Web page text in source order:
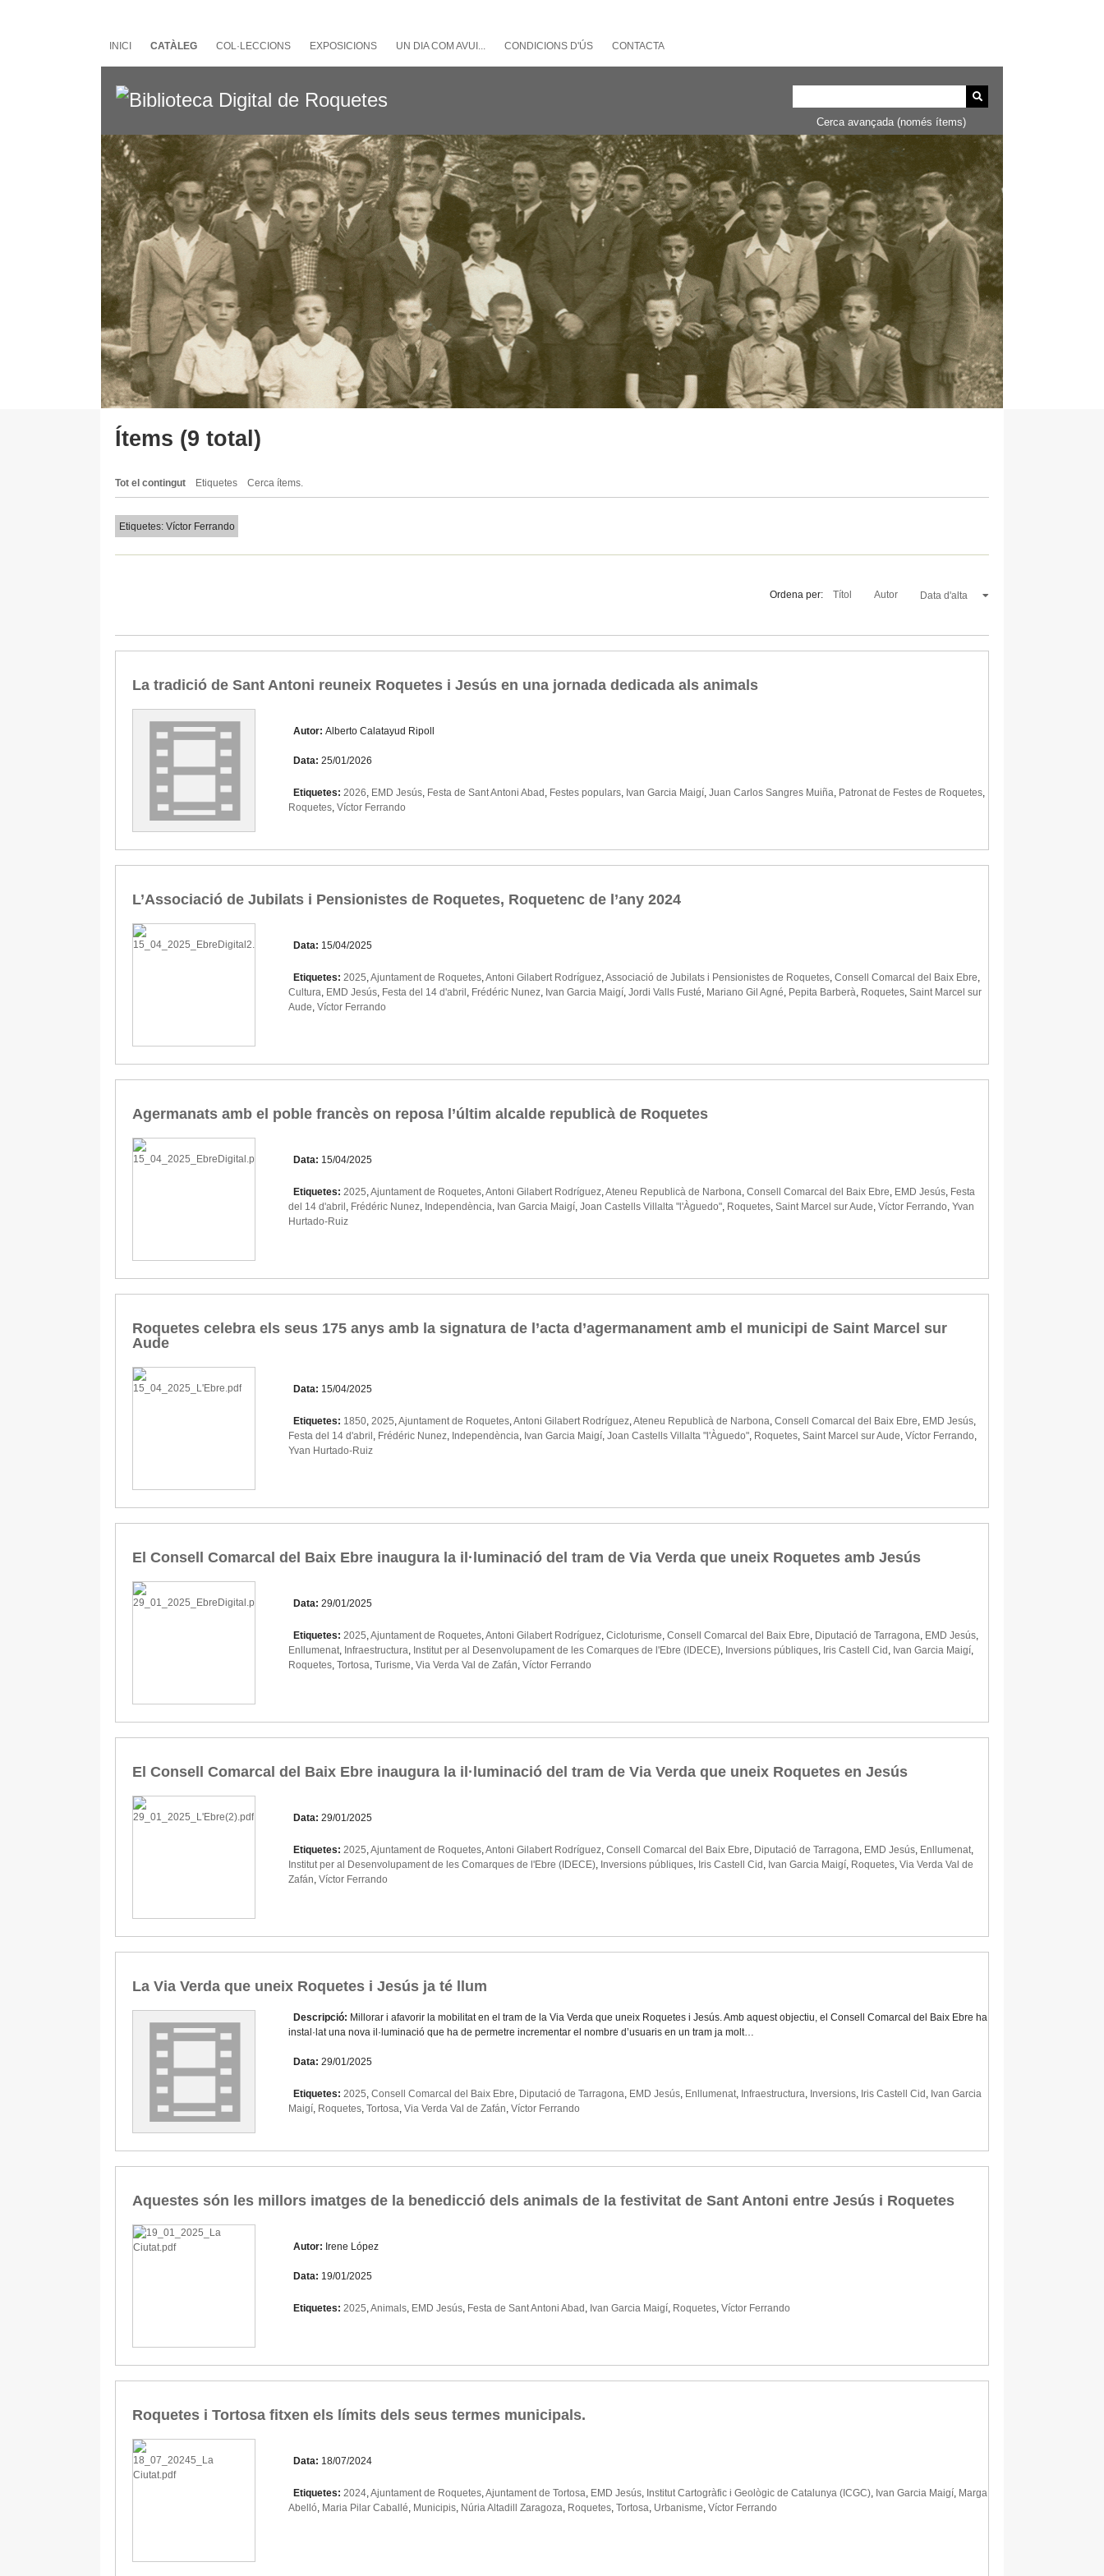
INICI CATÀLEG COL·LECCIONS EXPOSICIONS UN DIA COM AVUI... CONDICIONS D'ÚS CONTACTA
Cerca avançada (només ítems)
Ítems (9 total)
Tot el contingut Etiquetes Cerca ítems.
Etiquetes: Víctor Ferrando
Ordena per: Títol Autor Data d'alta
La tradició de Sant Antoni reuneix Roquetes i Jesús en una jornada dedicada als animals
Autor: Alberto Calatayud Ripoll
Data: 25/01/2026
Etiquetes: 2026, EMD Jesús, Festa de Sant Antoni Abad , Festes populars, Ivan Garcia Maigí, Juan Carlos Sangres Muiña, Patronat de Festes de Roquetes,
Roquetes, Víctor Ferrando
L’Associació de Jubilats i Pensionistes de Roquetes, Roquetenc de l’any 2024
Data: 15/04/2025
Etiquetes: 2025,Ajuntament de Roquetes,Antoni Gilabert Rodríguez,Associació de Jubilats i Pensionistes de Roquetes, Consell Comarcal del Baix Ebre,
Cultura, EMD Jesús, Festa del 14 d'abril , Frédéric Nunez, Ivan Garcia Maigí, Jordi Valls Fusté, Mariano Gil Agné, Pepita Barberà, Roquetes, Saint Marcel sur
Aude, Víctor Ferrando
Agermanats amb el poble francès on reposa l’últim alcalde republicà de Roquetes
Data: 15/04/2025
Etiquetes: 2025,Ajuntament de Roquetes,Antoni Gilabert Rodríguez,Ateneu Republicà de Narbona, Consell Comarcal del Baix Ebre, EMD Jesús, Festa
del 14 d'abril , Frédéric Nunez, Independència, Ivan Garcia Maigí, Joan Castells Villalta "l'Àguedo", Roquetes, Saint Marcel sur Aude, Víctor Ferrando, Yvan
Hurtado-Ruiz
Roquetes celebra els seus 175 anys amb la signatura de l’acta d’agermanament amb el municipi de Saint Marcel sur
Aude
Data: 15/04/2025
Etiquetes: 1850, 2025,Ajuntament de Roquetes,Antoni Gilabert Rodríguez,Ateneu Republicà de Narbona, Consell Comarcal del Baix Ebre, EMD Jesús,
Festa del 14 d'abril , Frédéric Nunez, Independència, Ivan Garcia Maigí, Joan Castells Villalta "l'Àguedo", Roquetes, Saint Marcel sur Aude, Víctor Ferrando,
Yvan Hurtado-Ruiz
El Consell Comarcal del Baix Ebre inaugura la il·luminació del tram de Via Verda que uneix Roquetes amb Jesús
Data: 29/01/2025
Etiquetes: 2025,Ajuntament de Roquetes,Antoni Gilabert Rodríguez, Cicloturisme, Consell Comarcal del Baix Ebre, Diputació de Tarragona, EMD Jesús,
Enllumenat, Infraestructura, Institut per al Desenvolupament de les Comarques de l'Ebre (IDECE), Inversions públiques, Iris Castell Cid , Ivan Garcia Maigí,
Roquetes, Tortosa, Turisme, Via Verda Val de Zafán, Víctor Ferrando
El Consell Comarcal del Baix Ebre inaugura la il·luminació del tram de Via Verda que uneix Roquetes en Jesús
Data: 29/01/2025
Etiquetes: 2025,Ajuntament de Roquetes,Antoni Gilabert Rodríguez, Consell Comarcal del Baix Ebre, Diputació de Tarragona, EMD Jesús, Enllumenat,
Institut per al Desenvolupament de les Comarques de l'Ebre (IDECE), Inversions públiques, Iris Castell Cid , Ivan Garcia Maigí, Roquetes, Via Verda Val de
Zafán, Víctor Ferrando
La Via Verda que uneix Roquetes i Jesús ja té llum
Descripció: Millorar i afavorir la mobilitat en el tram de la Via Verda que uneix Roquetes i Jesús. Amb aquest objectiu, el Consell Comarcal del Baix Ebre ha
instal·lat una nova il·luminació que ha de permetre incrementar el nombre d’usuaris en un tram ja molt…
Data: 29/01/2025
Etiquetes: 2025, Consell Comarcal del Baix Ebre, Diputació de Tarragona, EMD Jesús, Enllumenat, Infraestructura, Inversions, Iris Castell Cid , Ivan Garcia
Maigí, Roquetes, Tortosa, Via Verda Val de Zafán, Víctor Ferrando
Aquestes són les millors imatges de la benedicció dels animals de la festivitat de Sant Antoni entre Jesús i Roquetes
Autor: Irene López
Data: 19/01/2025
Etiquetes: 2025,Animals, EMD Jesús, Festa de Sant Antoni Abad , Ivan Garcia Maigí, Roquetes, Víctor Ferrando
Roquetes i Tortosa fitxen els límits dels seus termes municipals.
Data: 18/07/2024
Etiquetes: 2024,Ajuntament de Roquetes,Ajuntament de Tortosa, EMD Jesús, Institut Cartogràfic i Geològic de Catalunya (ICGC), Ivan Garcia Maigí, Marga
Abelló, Maria Pilar Caballé, Municipis, Núria Altadill Zaragoza, Roquetes, Tortosa, Urbanisme, Víctor Ferrando